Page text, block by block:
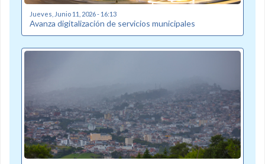
Jueves, Junio 11, 2026 - 16:13
Avanza digitalización de servicios municipales